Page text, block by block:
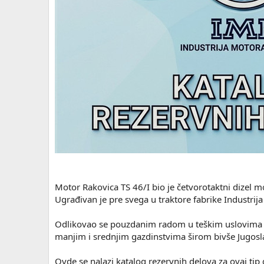
Motor Rakovica TS 46/I bio je četvorotaktni dizel
Ugrađivan je pre svega u traktore fabrike
Odlikovao se pouzdanim radom u teškim
manjim i srednjim gazdinstvima širom bivše
Ovde se nalazi katalog rezervnih delova za ovaj